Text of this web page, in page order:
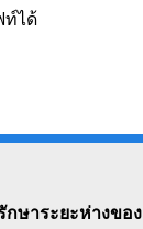
ท์ได้
กษาระยะห่างขอ